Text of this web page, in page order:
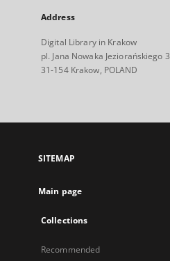
Address
Digital Library in Krakow
pl. Jana Nowaka Jeziorańskiego 3
31-154 Krakow, POLAND
SITEMAP
Main page
Collections
Recommended